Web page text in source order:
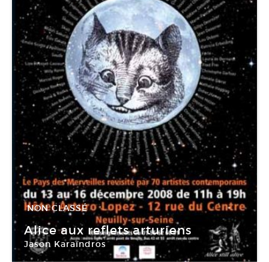
NON CLASSÉ
13 Déc -16 Déc 2008
Alice aux reflets arturiens
Jason Karaïndros
Hôtel Arturo Lopez